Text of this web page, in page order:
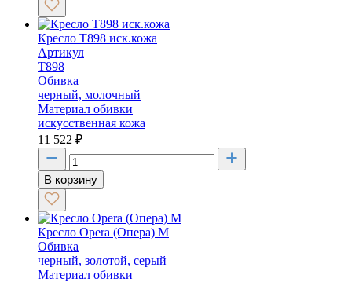
Кресло Т898 иск.кожа
Артикул
Т898
Обивка
черный, молочный
Материал обивки
искусственная кожа
11 522 ₽
В корзину
Кресло Opera (Опера) M
Обивка
черный, золотой, серый
Материал обивки